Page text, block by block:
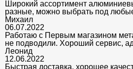
Широкий ассортимент
разные, можно выбрать под
Михаил
06.07.2022
Работаю с Первым магазином
не подводили. Хороший сервис,
Леонид
12.06.2022
Быстрая доставка, хорошее